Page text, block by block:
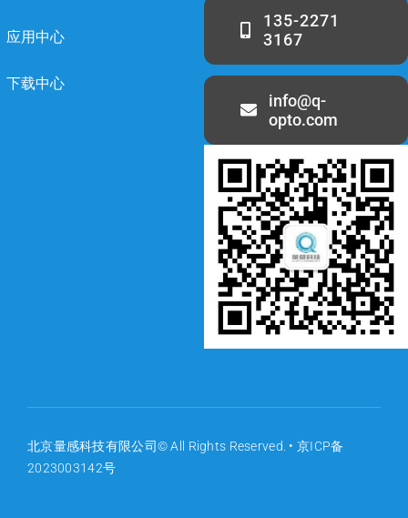
应用中心
下载中心
135-2271
3167
info@q-
opto.com
北京量感科技有限公司© All Rights Reserved. • 京ICP备
2023003142号